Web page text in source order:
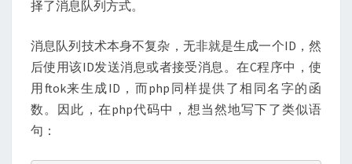
择了消息队列方式。
消息队列技术本身不复杂，无非就是生成一个ID，然
后使用该ID发送消息或者接受消息。在C程序中，使
用ftok来生成ID，而php同样提供了相同名字的函
数。因此，在php代码中，想当然地写下了类似语
句：